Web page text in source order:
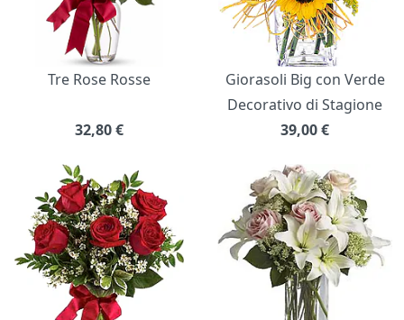
Tre Rose Rosse
32,80€
Giorasoli Big con Verde
Decorativo di Stagione
39,00€